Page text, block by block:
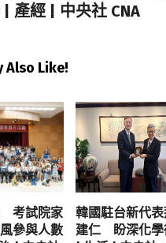
| 產經 | 中央社 CNA
Also Like!
考試院家
參與人數
韓國駐台新代
建仁 盼深化學